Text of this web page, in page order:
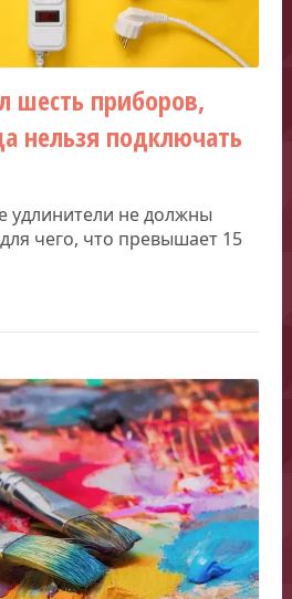
шесть приборов,
нельзя подключать
не должны
чего, что превышает 15